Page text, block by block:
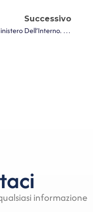
Successivo
Ministero Dell’Interno. Contributo Anno 2024 Per La Partecipazione Dei Comuni All’attività Di Accertamento Fiscale E Contributivo Effettuata Nell’anno 2023
informazione